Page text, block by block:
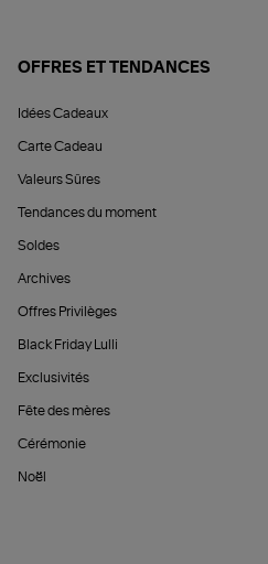
OFFRES ET TENDANCES
Idées Cadeaux
Carte Cadeau
Valeurs Sûres
Tendances du moment
Soldes
Archives
Offres Privilèges
Black Friday Lulli
Exclusivités
Fête des mères
Cérémonie
Noël